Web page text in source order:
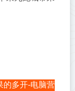
的多开-电脑营